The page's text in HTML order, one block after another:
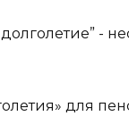
для